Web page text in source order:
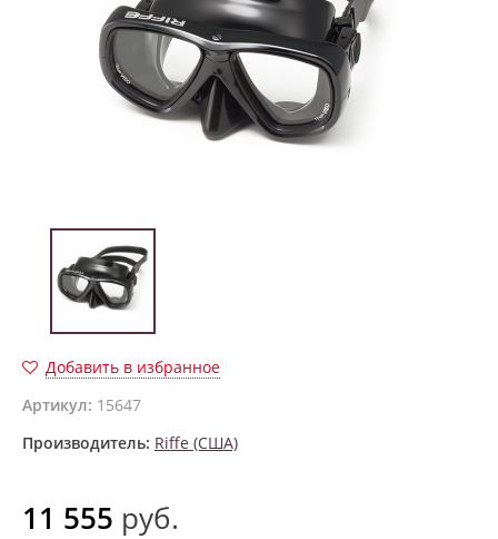
Добавить в избранное
Артикул: 15647
Производитель: Riffe (США)
11 555 руб.